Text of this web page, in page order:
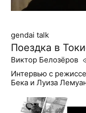
gendai talk
Поездка в
Виктор Белозёров
Интервью с
Бека и Луиза